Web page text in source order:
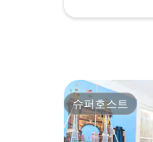
슈퍼호스트
슈퍼호스트